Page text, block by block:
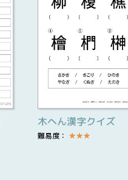
木へん漢字クイズ
難易度： ★★★